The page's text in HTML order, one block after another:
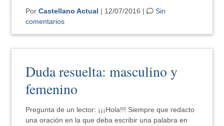
PorCastellano Actual | 12/07/2016 |
Sin
comentarios
Duda resuelta: masculino y
femenino
Pregunta de un lector: ¡¡¡Hola!!! Siempre que redacto
una oración en la que deba escribir una palabra en